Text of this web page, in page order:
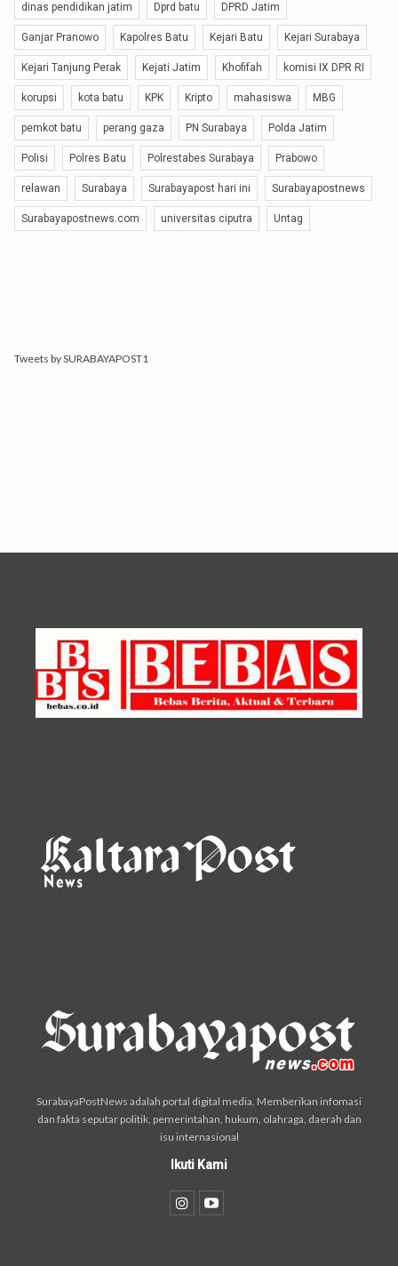
dinas pendidikan jatim Dprd batu DPRD Jatim
Ganjar Pranowo Kapolres Batu Kejari Batu Kejari Surabaya
Kejari Tanjung Perak Kejati Jatim Khofifah komisi IX DPR RI
korupsi kota batu KPK Kripto mahasiswa MBG
pemkot batu perang gaza PN Surabaya Polda Jatim
Polisi Polres Batu Polrestabes Surabaya Prabowo
relawan Surabaya Surabayapost hari ini Surabayapostnews
Surabayapostnews.com universitas ciputra Untag
Tweets by SURABAYAPOST1
SurabayaPostNews adalah portal digital media. Memberikan infomasi
dan fakta seputar politik, pemerintahan, hukum, olahraga, daerah dan
isu internasional
Ikuti Kami